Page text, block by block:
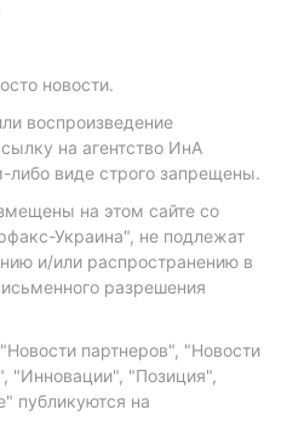
новости.
воспроизведение
на агентство ИнА
либо виде строго запрещены.
на этом сайте со
Украина", не подлежат
и/или распространению в
разрешения
партнеров", "Новости
"Инновации", "Позиция",
публикуются на